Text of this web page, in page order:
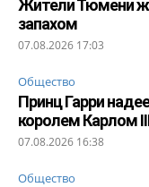
Жители Тюмени
запахом
07.08.2026 17:03
Общество
Принц Гарри
королем Карлом
07.08.2026 16:38
Общество